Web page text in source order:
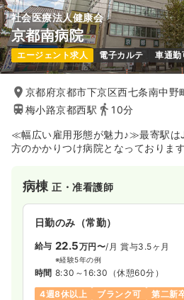
日勤のみ（常勤）
給与 24.7万円/月 賞与2.7ヶ月
※経験4年の例
時間 8:30～17:30
4週8休以上
ブランク可
気になる
日勤のみ（パート）
給与 お問い合わせください
ブランク可
社会医療法人健康会
京都南病院
エージェント求人 電子カルテ 車通勤
京都府京都市下京区西七条南中野
梅小路京都西駅
10分
≪幅広い雇用形態が魅力♪≫最寄駅は
方のかかりつけ病院となっております
病棟正・准看護師
日勤のみ（常勤）
給与 22.5万円〜/月 賞与3.5ヶ月
※経験5年の例
時間 8:30～16:30 （休憩60分）
4週8休以上
ブランク可
第二新